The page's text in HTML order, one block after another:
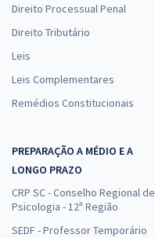
Direito Processual Penal
Direito Tributário
Leis
Leis Complementares
Remédios Constitucionais
PREPARAÇÃO A MÉDIO E A
LONGO PRAZO
CRP SC - Conselho Regional de
Psicologia - 12ª Região
SEDF - Professor Temporário